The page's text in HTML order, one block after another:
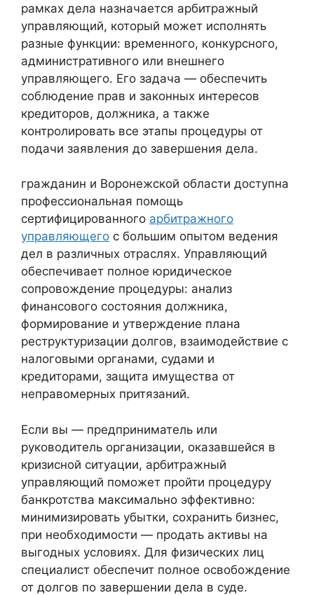
рамках дела назначается арбитражный
управляющий, который может исполнять
разные функции: временного, конкурсного,
административного или внешнего
управляющего. Его задача — обеспечить
соблюдение прав и законных интересов
кредиторов, должника, а также
контролировать все этапы процедуры от
подачи заявления до завершения дела.
гражданин и Воронежской области доступна
профессиональная помощь
сертифицированного арбитражного
управляющего с большим опытом ведения
дел в различных отраслях. Управляющий
обеспечивает полное юридическое
сопровождение процедуры: анализ
финансового состояния должника,
формирование и утверждение плана
реструктуризации долгов, взаимодействие с
налоговыми органами, судами и
кредиторами, защита имущества от
неправомерных притязаний.
Если вы — предприниматель или
руководитель организации, оказавшейся в
кризисной ситуации, арбитражный
управляющий поможет пройти процедуру
банкротства максимально эффективно:
минимизировать убытки, сохранить бизнес,
при необходимости — продать активы на
выгодных условиях. Для физических лиц
специалист обеспечит полное освобождение
от долгов по завершении дела в суде.